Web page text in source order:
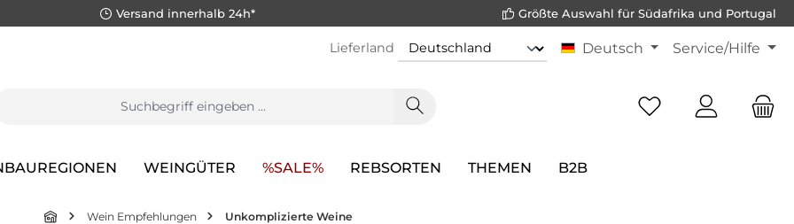
Versand innerhalb 24h* Größte Auswahl für Südafrika und Portugal
Lieferland Deutsch Service/Hilfe
WEINGÜTER %SALE% REBSORTEN THEMEN B2B
Wein Empfehlungen Unkomplizierte Weine